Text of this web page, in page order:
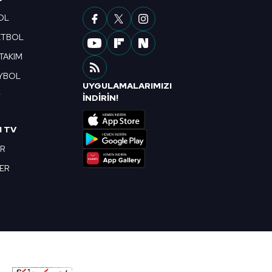
TV
UYGULAMALARIMIZI
İNDİRİN!